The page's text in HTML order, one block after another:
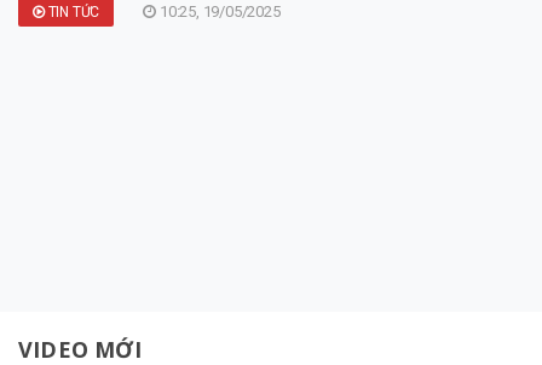
TIN TỨC 10:25, 19/05/2025
VIDEO MỚI